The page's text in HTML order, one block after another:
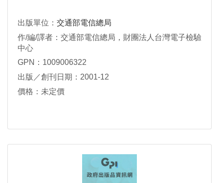
出版單位： 交通部電信總局
作/編/譯者：交通部電信總局，財團法人台灣電子檢驗
中心
GPN：1009006322
出版／創刊日期：2001-12
價格：未定價